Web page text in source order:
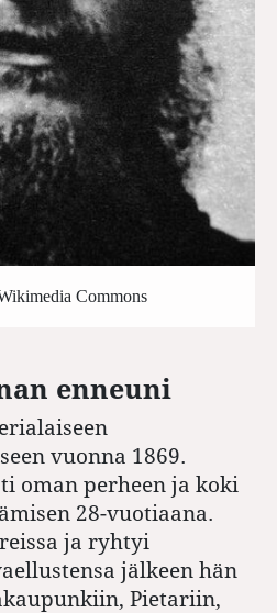
Commons
enneuni
vuonna 1869.
oman perheen ja koki
28-vuotiaana.
ja ryhtyi
jälkeen hän
Pietariin,